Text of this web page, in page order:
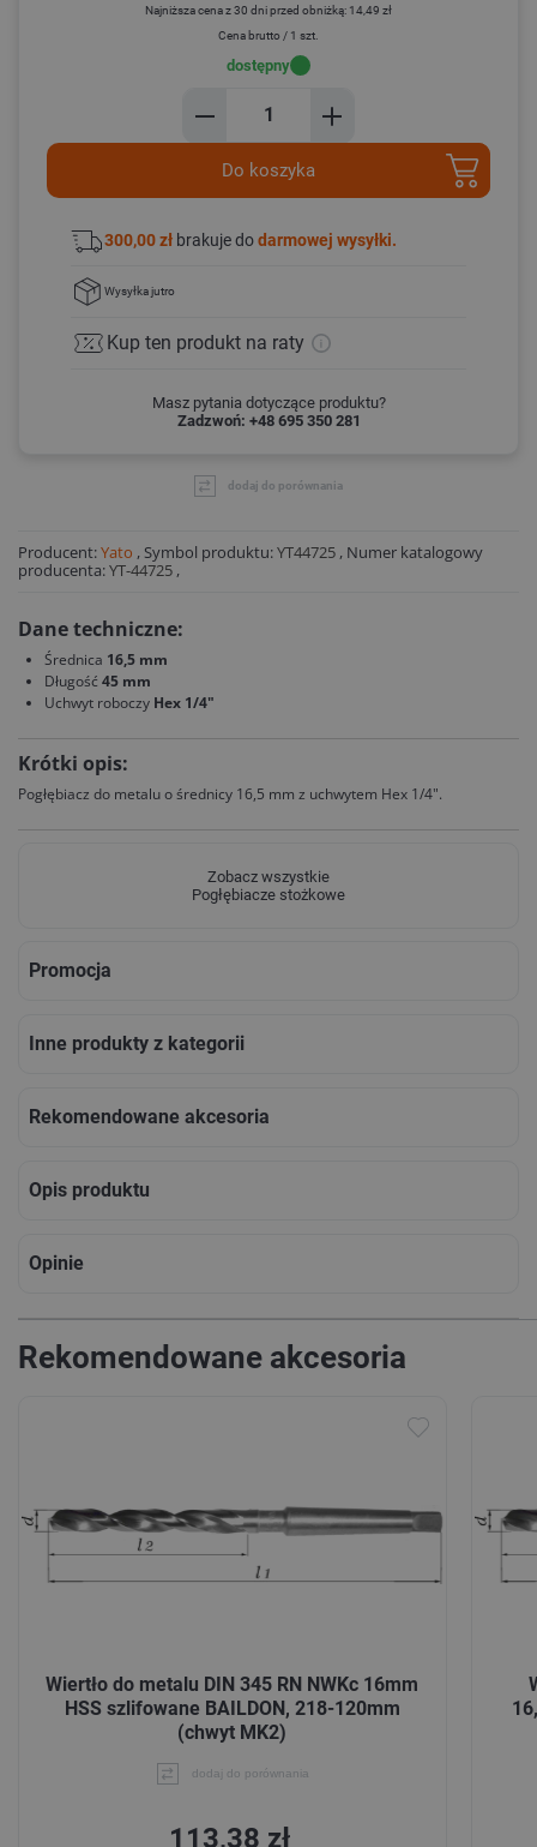
Najniższa cena z 30 dni przed obniżką: 14,49 zł
Cena brutto / 1 szt.
dostępny
Do koszyka
300,00 zł brakuje dodarmowej wysyłki.
Wysyłkajutro
Kup ten produkt na raty
Masz pytania dotyczące produktu?
Zadzwoń: +48 695 350 281
dodaj do porównania
Producent:Yato , Symbol produktu:YT44725 , Numer katalogowy
producenta:YT-44725 ,
Dane techniczne:
Średnica 16,5 mm
Długość 45 mm
Uchwyt roboczy Hex 1/4"
Krótki opis:
Pogłębiacz do metalu o średnicy 16,5 mm z uchwytem Hex 1/4".
Zobacz wszystkie
Pogłębiacze stożkowe
Promocja
Inne produkty z kategorii
Rekomendowane akcesoria
Opis produktu
Opinie
Rekomendowane akcesoria
Wiertło do metalu DIN 345 RN NWKc 16mm
HSS szlifowane BAILDON, 218-120mm
(chwyt MK2)
dodaj do porównania
113,38 zł